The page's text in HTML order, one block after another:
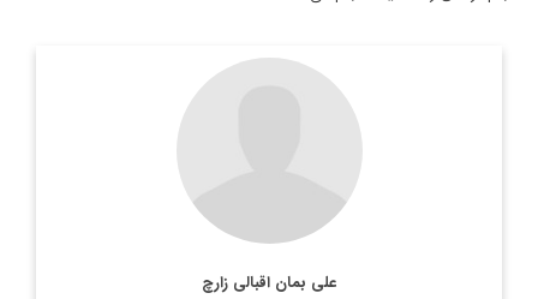
علی بمان اقبالی زارچ
دیپلمات و کارشناس ارشد یورآسیا